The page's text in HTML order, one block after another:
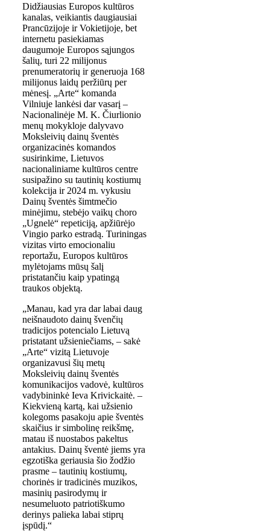
Didžiausias Europos kultūros
kanalas, veikiantis daugiausiai
Prancūzijoje ir Vokietijoje, bet
internetu pasiekiamas
daugumoje Europos sąjungos
šalių, turi 22 milijonus
prenumeratorių ir generuoja 168
milijonus laidų peržiūrų per
mėnesį. „Arte“ komanda
Vilniuje lankėsi dar vasarį –
Nacionalinėje M. K. Čiurlionio
menų mokykloje dalyvavo
Moksleivių dainų šventės
organizacinės komandos
susirinkime, Lietuvos
nacionaliniame kultūros centre
susipažino su tautinių kostiumų
kolekcija ir 2024 m. vykusiu
Dainų šventės šimtmečio
minėjimu, stebėjo vaikų choro
„Ugnelė“ repeticiją, apžiūrėjo
Vingio parko estradą. Turiningas
vizitas virto emocionaliu
reportažu, Europos kultūros
mylėtojams mūsų šalį
pristatančiu kaip ypatingą
traukos objektą.
„Manau, kad yra dar labai daug
neišnaudoto dainų švenčių
tradicijos potencialo Lietuvą
pristatant užsieniečiams, – sakė
„Arte“ vizitą Lietuvoje
organizavusi šių metų
Moksleivių dainų šventės
komunikacijos vadovė, kultūros
vadybininkė Ieva Krivickaitė. –
Kiekvieną kartą, kai užsienio
kolegoms pasakoju apie šventės
skaičius ir simbolinę reikšmę,
matau iš nuostabos pakeltus
antakius. Dainų šventė jiems yra
egzotiška geriausia šio žodžio
prasme – tautinių kostiumų,
chorinės ir tradicinės muzikos,
masinių pasirodymų ir
nesumeluoto patriotiškumo
derinys palieka labai stiprų
įspūdį.“